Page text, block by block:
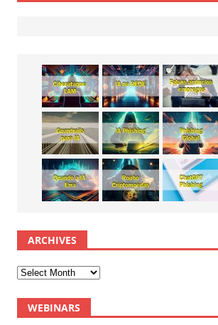
ARCHIVES
WEBINARS